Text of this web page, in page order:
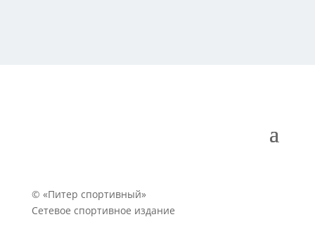
© «Питер спортивный»
Сетевое спортивное издание